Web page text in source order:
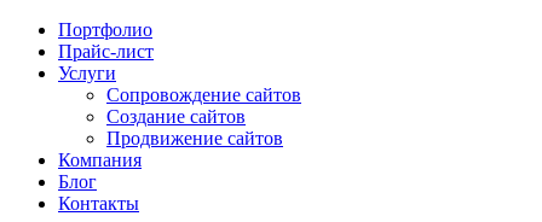
Портфолио
Прайс-лист
Услуги
Сопровождение сайтов
Создание сайтов
Продвижение сайтов
Компания
Блог
Контакты